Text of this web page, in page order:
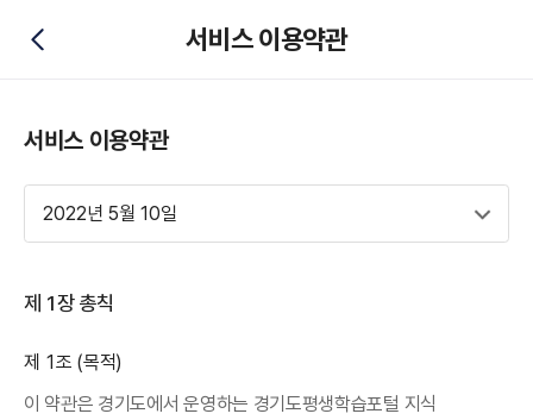
뒤로가기 서비스 이용약관
서비스 이용약관
2022년 5월 10일
제 1장 총칙
제 1조 (목적)
이 약관은 경기도에서 운영하는 경기도평생학습포털 지식